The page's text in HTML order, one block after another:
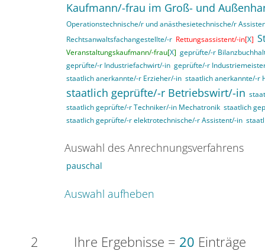
Kaufmann/-frau im Groß- und
Operationstechnische/r und anästhesietechnische/r
Rechtsanwaltsfachangestellte/-r Rettungsassistent/-in[X]
Veranstaltungskaufmann/-frau[X] geprüfte/-r
geprüfte/-r Industriefachwirt/-in geprüfte/-r
staatlich anerkannte/-r Erzieher/-in staatlich anerkannte/-r
staatlich geprüfte/-r Betriebswirt/-in
staatlich geprüfte/-r Techniker/-in Mechatronik staatlich
staatlich geprüfte/-r elektrotechnische/-r Assistent/-in
Auswahl des Anrechnungsverfahrens
pauschal
Auswahl aufheben
2 Ihre Ergebnisse = 20 Einträge